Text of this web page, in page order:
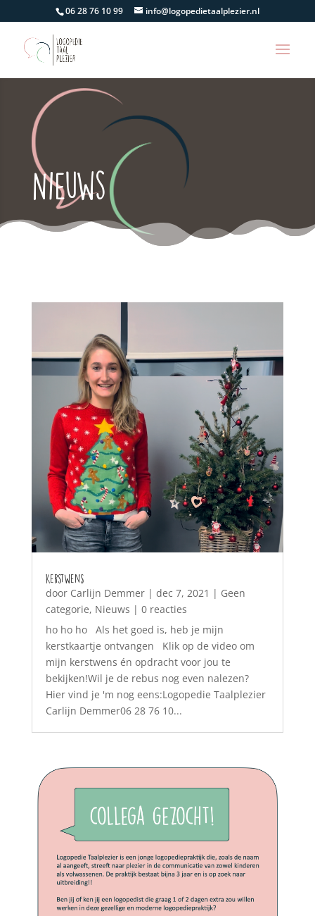
06 28 76 10 99 info@logopedietaalplezier.nl
Nieuws
Kerstwens
door Carlijn Demmer| dec 7, 2021 | Geen
categorie, Nieuws | 0 reacties
ho ho ho Als het goed is, heb je mijn
kerstkaartje ontvangen Klik op de video om
mijn kerstwens én opdracht voor jou te
bekijken!Wil je de rebus nog even nalezen?
Hier vind je 'm nog eens:Logopedie Taalplezier
Carlijn Demmer06 28 76 10...